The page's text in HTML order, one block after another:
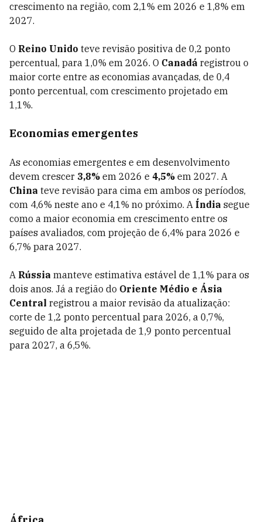
crescimento na região, com 2,1% em 2026 e 1,8% em
2027.
O Reino Unido teve revisão positiva de 0,2 ponto
percentual, para 1,0% em 2026. O Canadá registrou o
maior corte entre as economias avançadas, de 0,4
ponto percentual, com crescimento projetado em
1,1%.
Economias emergentes
As economias emergentes e em desenvolvimento
devem crescer 3,8% em 2026 e 4,5% em 2027. A
China teve revisão para cima em ambos os períodos,
com 4,6% neste ano e 4,1% no próximo. A Índia segue
como a maior economia em crescimento entre os
países avaliados, com projeção de 6,4% para 2026 e
6,7% para 2027.
A Rússia manteve estimativa estável de 1,1% para os
dois anos. Já a região do Oriente Médio e Ásia
Central registrou a maior revisão da atualização:
corte de 1,2 ponto percentual para 2026, a 0,7%,
seguido de alta projetada de 1,9 ponto percentual
para 2027, a 6,5%.